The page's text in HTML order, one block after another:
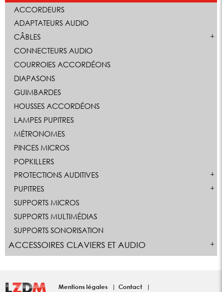
ACCORDEURS
ADAPTATEURS AUDIO
CÂBLES
CONNECTEURS AUDIO
COURROIES ACCORDÉONS
DIAPASONS
GUIMBARDES
HOUSSES ACCORDÉONS
LAMPES PUPITRES
MÉTRONOMES
PINCES MICROS
POPKILLERS
PROTECTIONS AUDITIVES
PUPITRES
SUPPORTS MICROS
SUPPORTS MULTIMÉDIAS
SUPPORTS SONORISATION
ACCESSOIRES CLAVIERS ET AUDIO
Mentions légales
Contact